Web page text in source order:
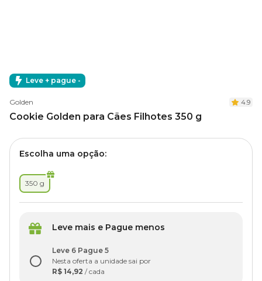
Leve + pague -
Golden 4.9
Cookie Golden para Cães Filhotes 350 g
Escolha uma opção:
350 g
Leve mais e Pague menos
Leve 6 Pague 5
Nesta oferta a unidade sai por
R$ 14,92 / cada